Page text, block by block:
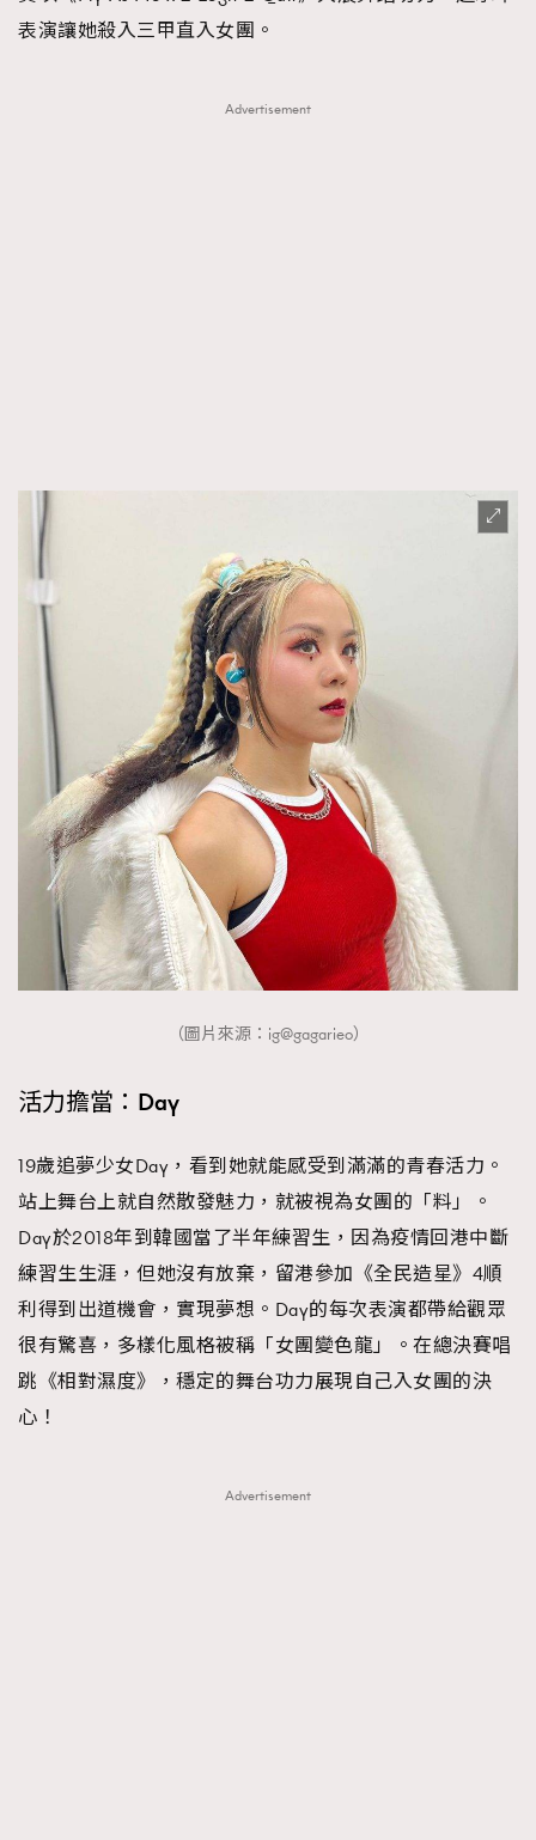
表演讓她殺入三甲直入女團。
Advertisement
（圖片來源：ig@gagarieo）
活力擔當：Day
19歲追夢少女Day，看到她就能感受到滿滿的青春活力。
站上舞台上就自然散發魅力，就被視為女團的「料」。
Day於2018年到韓國當了半年練習生，因為疫情回港中斷
練習生生涯，但她沒有放棄，留港參加《全民造星》4順
利得到出道機會，實現夢想。Day的每次表演都帶給觀眾
很有驚喜，多樣化風格被稱「女團變色龍」。在總決賽唱
跳《相對濕度》，穩定的舞台功力展現自己入女團的決
心！
Advertisement